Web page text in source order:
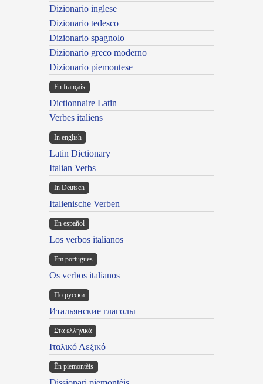
Dizionario inglese
Dizionario tedesco
Dizionario spagnolo
Dizionario greco moderno
Dizionario piemontese
En français
Dictionnaire Latin
Verbes italiens
In english
Latin Dictionary
Italian Verbs
In Deutsch
Italienische Verben
En español
Los verbos italianos
Em portugues
Os verbos italianos
По русски
Итальянские глаголы
Στα ελληνικά
Ιταλικό Λεξικό
Ën piemontèis